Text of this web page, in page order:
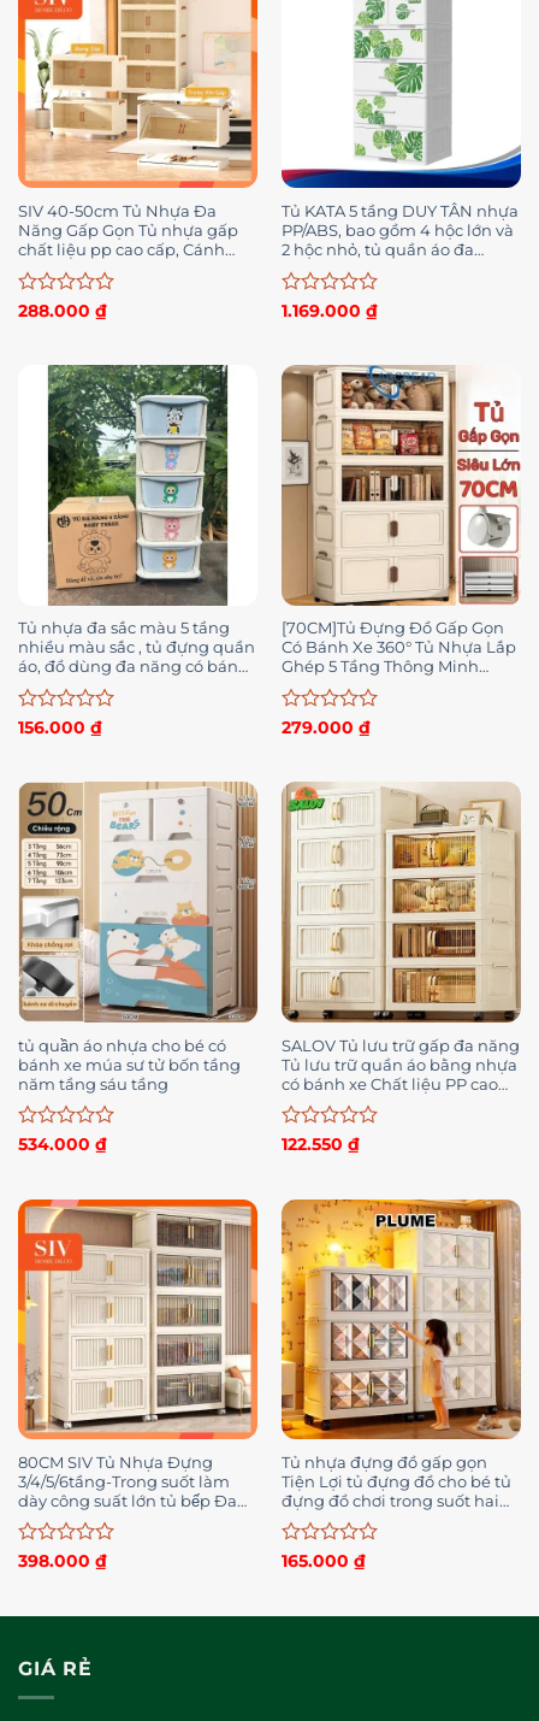
SIV 40-50cm Tủ Nhựa Đa
Năng Gấp Gọn Tủ nhựa gấp
chất liệu pp cao cấp, Cánh
Cửa Hút Nam Châm
Được
288.000 ₫
Tủ KATA 5 tầng DUY TÂN nhựa
PP/ABS, bao gồm 4 hộc lớn và
2 hộc nhỏ, tủ quần áo đa
năng, tiện lợi
Được
0
5
sao
1.169.000 ₫
Tủ nhựa đa sắc màu 5 tầng
nhiều màu sắc , tủ đựng quần
áo, đồ dùng đa năng có bánh
xe
Được
0
sao
156.000 ₫
[70CM]Tủ Đựng Đồ Gấp Gọn
Có Bánh Xe 360° Tủ Nhựa Lắp
Ghép 5 Tầng Thông Minh
Thùng Nhựa Đựng Đồ Đa
Năng Đa Kích Thước
Được
0
5
sao
279.000 ₫
tủ quần áo nhựa cho bé có
bánh xe múa sư tử bốn tầng
năm tầng sáu tầng
Được
0
sao
534.000 ₫
SALOV Tủ lưu trữ gấp đa năng
Tủ lưu trữ quần áo bằng nhựa
có bánh xe Chất liệu PP cao
cấp, không mùi Tủ đựng đồ
gấp
Được
0
5
sao
122.550 ₫
80CM SIV Tủ Nhựa Đựng
3/4/5/6tầng-Trong suốt làm
dày công suất lớn tủ bếp Đa
Năng
Được
0
sao
398.000 ₫
Tủ nhựa đựng đồ gấp gọn
Tiện Lợi tủ đựng đồ cho bé tủ
đựng đồ chơi trong suốt hai
cửa có thể gập lại Có Bánh Xe
360°
Được
0
165.000 ₫
GIÁ RẺ